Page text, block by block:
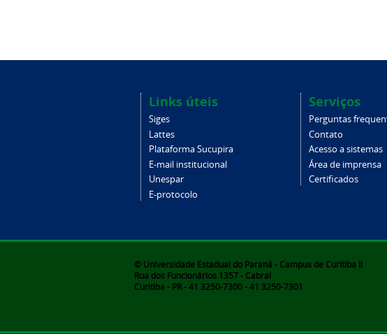
Links úteis
Siges
Lattes
Plataforma Sucupira
E-mail institucional
Unespar
E-protocolo
Serviços
Perguntas
Contato
Acesso a sistemas
Área de imprensa
Certificados
© Universidade Estadual do Paraná - Campus de Curitiba II
Rua dos Funcionários 1357 - Cabral
Curitiba - PR - 41 3250-7300 - 41 3250-7301